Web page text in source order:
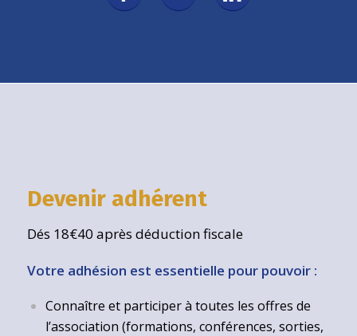
Devenir adhérent
Dés 18€40 après déduction fiscale
Votre adhésion est essentielle pour pouvoir :
Connaître et participer à toutes les offres de
l’association (formations, conférences, sorties,